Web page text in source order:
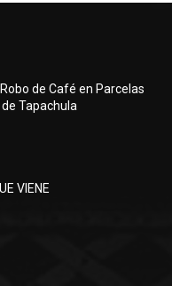
de Café en Parcelas
Tapachula
VIENE